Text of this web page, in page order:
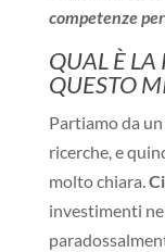
competenze
QUAL È LA
QUESTO
Partiamo da
ricerche, e
molto chiara.
investimenti